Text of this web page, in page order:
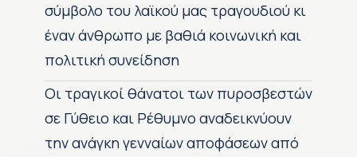
σύμβολο του λαϊκού μας τραγουδιού κι
έναν άνθρωπο με βαθιά κοινωνική και
πολιτική συνείδηση
Οι τραγικοί θάνατοι των πυροσβεστών
σε Γύθειο και Ρέθυμνο αναδεικνύουν
την ανάγκη γενναίων αποφάσεων από